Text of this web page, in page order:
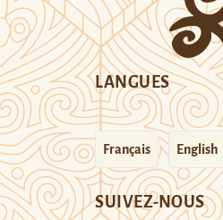
LANGUES
Français English
SUIVEZ-NOUS